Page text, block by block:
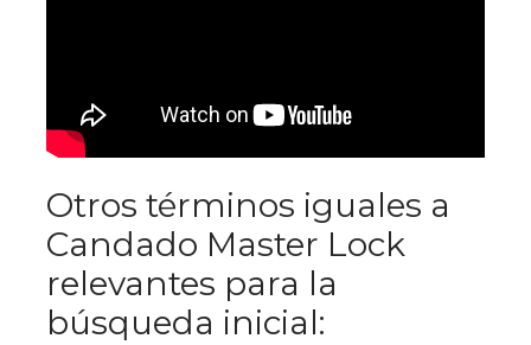
Otros términos iguales a
Candado Master Lock
relevantes para la
búsqueda inicial: